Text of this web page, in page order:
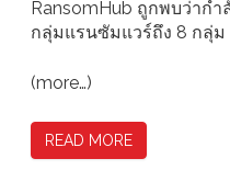
RansomHub ถูกพบว่าก
กลุ่มแรนซัมแวร์ถึง 8 กลุ่ม
(more…)
READ MORE